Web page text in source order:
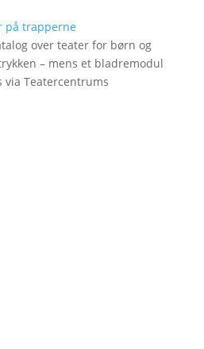
på trapperne
over teater for børn og
– mens et bladremodul
via Teatercentrums